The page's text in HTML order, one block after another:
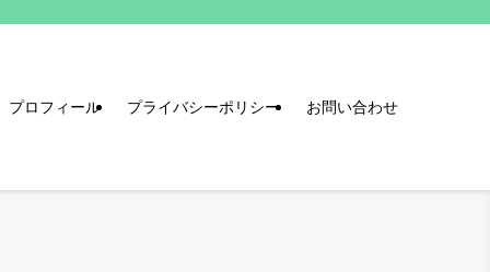
プロフィール プライバシーポリシー お問い合わせ